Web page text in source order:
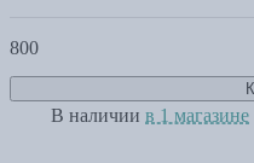
800
В наличии в 1 магазине